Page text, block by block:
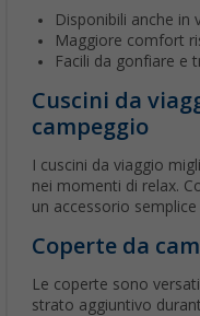
Disponibili anche in
Maggiore comfort
Facili da gonfiare e
Cuscini da
campeggio
I cuscini da viaggio
nei momenti di relax.
un accessorio
Coperte da
Le coperte sono
strato aggiuntivo